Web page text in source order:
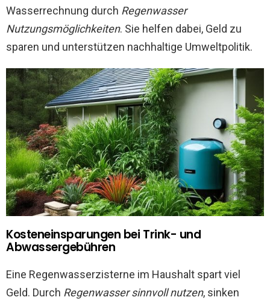
Wasserrechnung durch Regenwasser
Nutzungsmöglichkeiten. Sie helfen dabei, Geld zu
sparen und unterstützen nachhaltige Umweltpolitik.
Kosteneinsparungen bei Trink- und
Abwassergebühren
Eine Regenwasserzisterne im Haushalt spart viel
Geld. Durch Regenwasser sinnvoll nutzen, sinken